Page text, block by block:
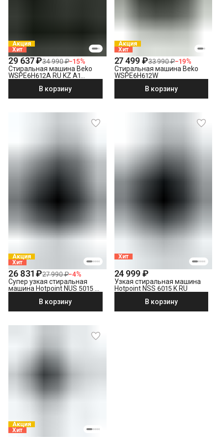
Демонтаж отдельностоящей стиральной машины
Утилизация техники
Акция
Хит
29 637 ₽34 990 ₽−15%
Стиральная машина Beko
WSPE6H612A RU KZ A1
В корзину
Акция
Хит
27 499 ₽33 990 ₽−19%
Стиральная машина Beko
WSPE6H612W
В корзину
Акция
Хит
26 831 ₽27 990 ₽−4%
Супер узкая стиральная
машина Hotpoint NUS 5015 S
В корзину
Хит
24 999 ₽
Узкая стиральная машина
Hotpoint NSS 6015 K RU
В корзину
Акция
Хит